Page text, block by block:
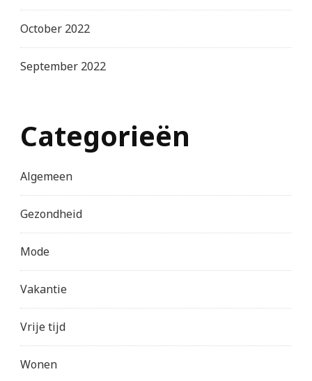
October 2022
September 2022
Categorieën
Algemeen
Gezondheid
Mode
Vakantie
Vrije tijd
Wonen